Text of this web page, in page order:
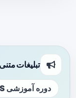
تبلیغات متنی
دوره آموزشی ATLS